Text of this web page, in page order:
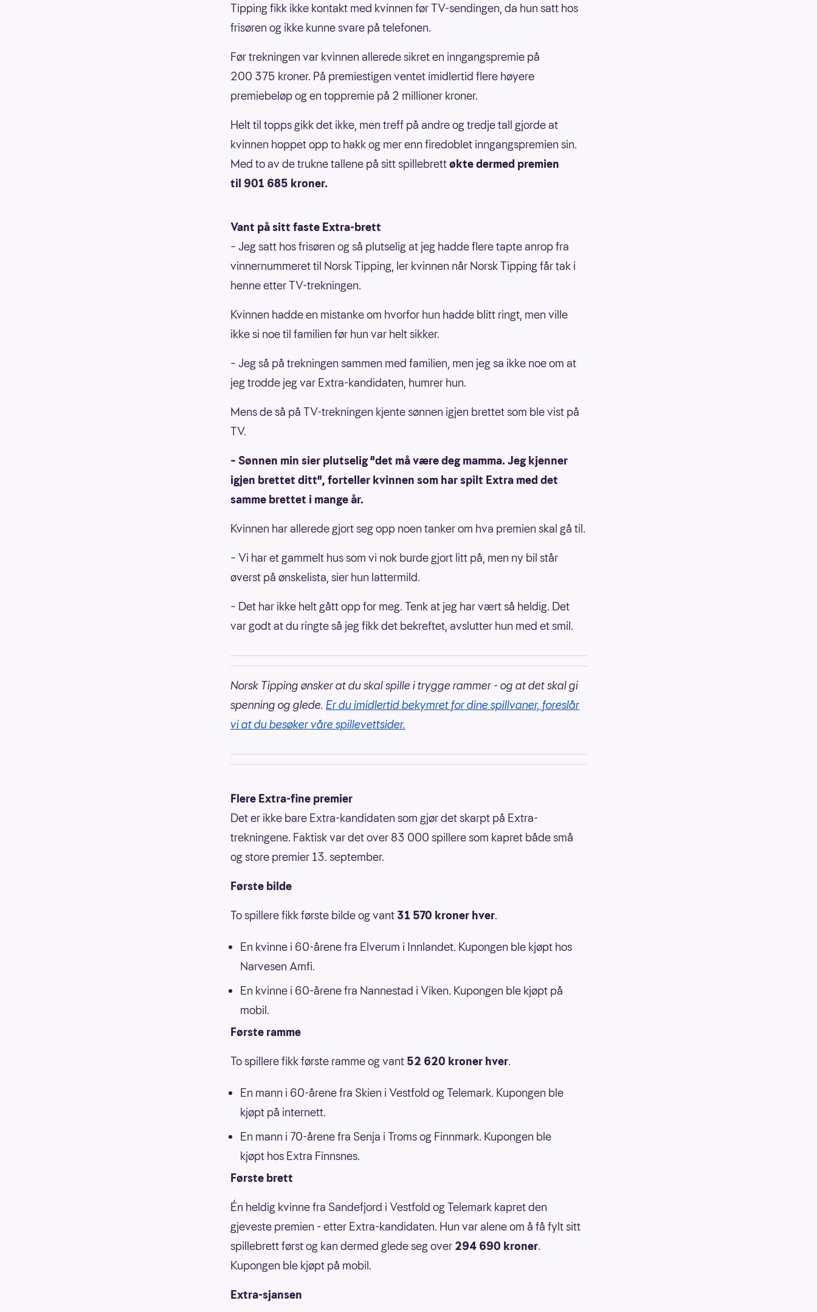
Tipping fikk ikke kontakt med kvinnen før TV-sendingen, da hun satt hos
frisøren og ikke kunne svare på telefonen.
Før trekningen var kvinnen allerede sikret en inngangspremie på
200 375 kroner. På premiestigen ventet imidlertid flere høyere
premiebeløp og en toppremie på 2 millioner kroner.
Helt til topps gikk det ikke, men treff på andre og tredje tall gjorde at
kvinnen hoppet opp to hakk og mer enn firedoblet inngangspremien sin.
Med to av de trukne tallene på sitt spillebrettøkte dermed premien
til 901 685 kroner.
Vant på sitt faste Extra-brett
– Jeg satt hos frisøren og så plutselig at jeg hadde flere tapte anrop fra
vinnernummeret til Norsk Tipping, ler kvinnen når Norsk Tipping får tak i
henne etter TV-trekningen.
Kvinnen hadde en mistanke om hvorfor hun hadde blitt ringt, men ville
ikke si noe til familien før hun var helt sikker.
– Jeg så på trekningen sammen med familien, men jeg sa ikke noe om at
jeg trodde jeg var Extra-kandidaten, humrer hun.
Mens de så på TV-trekningen kjente sønnen igjen brettet som ble vist på
TV.
– Sønnen min sier plutselig "det må være deg mamma. Jeg kjenner
igjen brettet ditt", forteller kvinnen som har spilt Extra med det
samme brettet i mange år.
Kvinnen har allerede gjort seg opp noen tanker om hva premien skal gå til.
– Vi har et gammelt hus som vi nok burde gjort litt på, men ny bil står
øverst på ønskelista, sier hun lattermild.
– Det har ikke helt gått opp for meg. Tenk at jeg har vært så heldig. Det
var godt at du ringte så jeg fikk det bekreftet, avslutter hun med et smil.
Norsk Tipping ønsker at du skal spille i trygge rammer - og at det skal gi
spenning og glede. Er du imidlertid bekymret for dine spillvaner, foreslår
vi at du besøker våre spillevettsider.
Flere Extra-fine premier
Det er ikke bare Extra-kandidaten som gjør det skarpt på Extra-
trekningene. Faktisk var det over 83 000 spillere som kapret både små
og store premier 13. september.
Første bilde
To spillere fikk første bilde og vant 31 570 kroner hver.
En kvinne i 60-årene fra Elverum i Innlandet. Kupongen ble kjøpt hos
Narvesen Amfi.
En kvinne i 60-årene fra Nannestad i Viken. Kupongen ble kjøpt på
mobil.
Første ramme
To spillere fikk første ramme og vant 52 620 kroner hver.
En mann i 60-årene fra Skien i Vestfold og Telemark. Kupongen ble
kjøpt på internett.
En mann i 70-årene fra Senja i Troms og Finnmark. Kupongen ble
kjøpt hos Extra Finnsnes.
Første brett
Én heldig kvinne fra Sandefjord i Vestfold og Telemark kapret den
gjeveste premien - etter Extra-kandidaten. Hun var alene om å få fylt sitt
spillebrett først og kan dermed glede seg over 294 690 kroner.
Kupongen ble kjøpt på mobil.
Extra-sjansen